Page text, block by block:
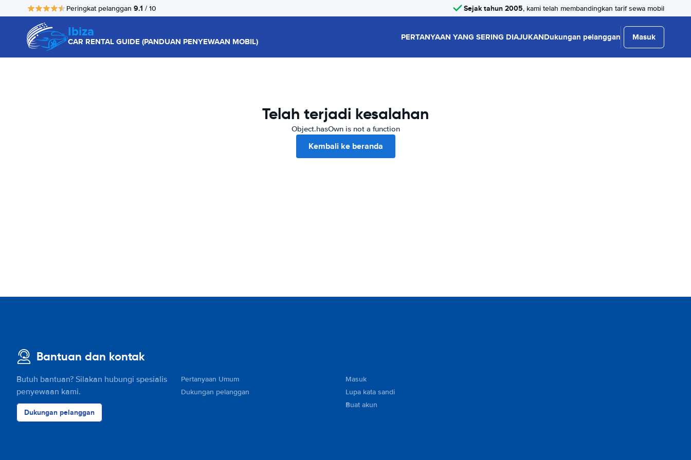
Peringkat pelanggan 9.1 / 10 Sejak tahun 2005, kami telah membandingkan tarif sewa mobil
Ibiza
CAR RENTAL GUIDE (PANDUAN PENYEWAAN MOBIL) PERTANYAAN YANG SERING DIAJUKANDukungan pelanggan Masuk
Telah terjadi kesalahan
Object.hasOwn is not a function
Kembali ke beranda
Bantuan dan kontak
Butuh bantuan? Silakan hubungi spesialis
penyewaan kami.
Dukungan pelanggan
Pertanyaan Umum
Dukungan pelanggan
Masuk
Lupa kata sandi
Buat akun